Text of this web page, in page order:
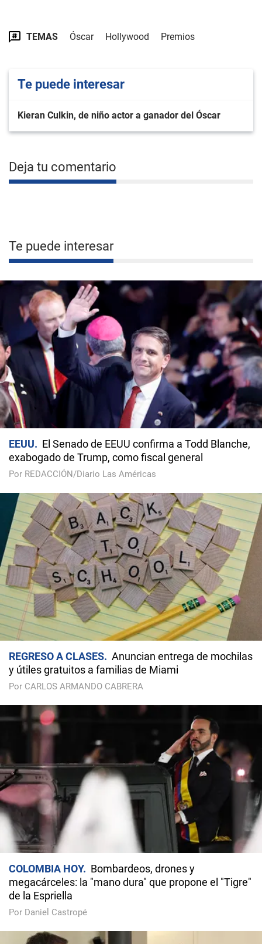
TEMAS Óscar Hollywood Premios
Te puede interesar
Kieran Culkin, de niño actor a ganador del Óscar
Deja tu comentario
Te puede interesar
EEUU
El Senado de EEUU confirma a Todd Blanche,
exabogado de Trump, como fiscal general
Por REDACCIÓN/Diario Las Américas
REGRESO A CLASES
Anuncian entrega de mochilas
y útiles gratuitos a familias de Miami
Por CARLOS ARMANDO CABRERA
COLOMBIA HOY
Bombardeos, drones y
megacárceles: la "mano dura" que propone el "Tigre"
de la Espriella
Por Daniel Castropé